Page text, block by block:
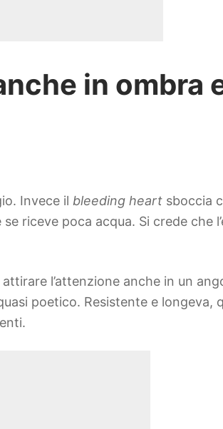
in ombra
Invece il bleeding heart sboccia
riceve poca acqua. Si crede che
l’attenzione anche in un
poetico. Resistente e longeva,